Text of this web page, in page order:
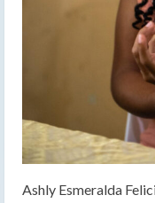
Ashly Esmeralda